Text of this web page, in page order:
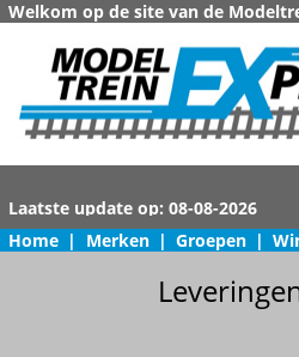
Welkom op de site van de
Home | Merken | Groepen |